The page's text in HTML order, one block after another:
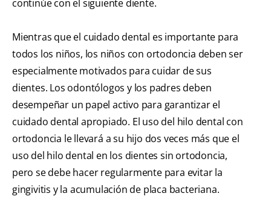
continúe con el siguiente diente.
Mientras que el cuidado dental es importante para
todos los niños, los niños con ortodoncia deben ser
especialmente motivados para cuidar de sus
dientes. Los odontólogos y los padres deben
desempeñar un papel activo para garantizar el
cuidado dental apropiado. El uso del hilo dental con
ortodoncia le llevará a su hijo dos veces más que el
uso del hilo dental en los dientes sin ortodoncia,
pero se debe hacer regularmente para evitar la
gingivitis y la acumulación de placa bacteriana.